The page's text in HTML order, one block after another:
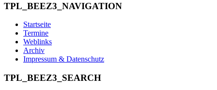
TPL_BEEZ3_NAVIGATION
Startseite
Termine
Weblinks
Archiv
Impressum & Datenschutz
TPL_BEEZ3_SEARCH